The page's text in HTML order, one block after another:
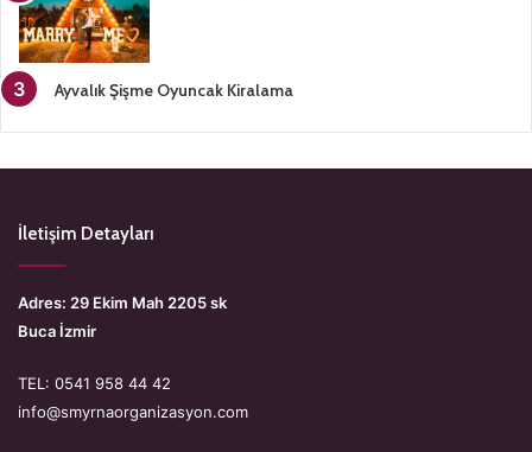
Ayvalık Şişme Oyuncak Kiralama
İletişim Detayları
Adres: 29 Ekim Mah 2205 sk
Buca İzmir
TEL: 0541 958 44 42
info@smyrnaorganizasyon.com